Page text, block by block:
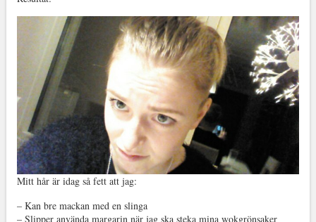
Mitt hår är idag så fett att jag:
– Kan bre mackan med en slinga
– Slipper använda margarin när jag ska steka mina wokgrönsaker